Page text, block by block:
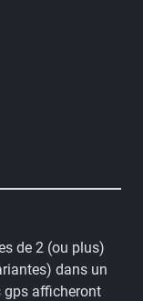
de 2 (ou plus)
dans un
gps afficheront